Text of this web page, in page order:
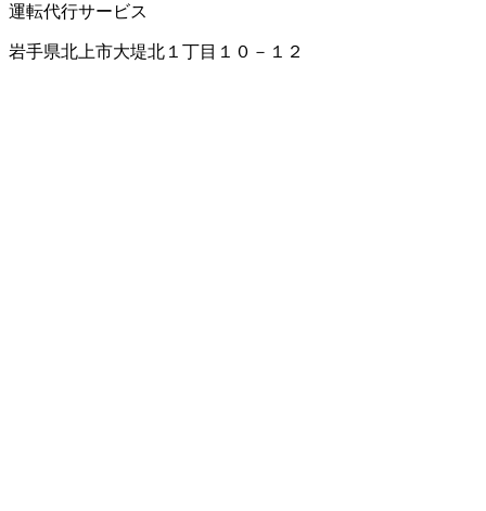
運転代行サービス
岩手県北上市大堤北１丁目１０－１２